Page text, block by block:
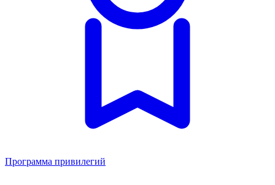
Программа привилегий